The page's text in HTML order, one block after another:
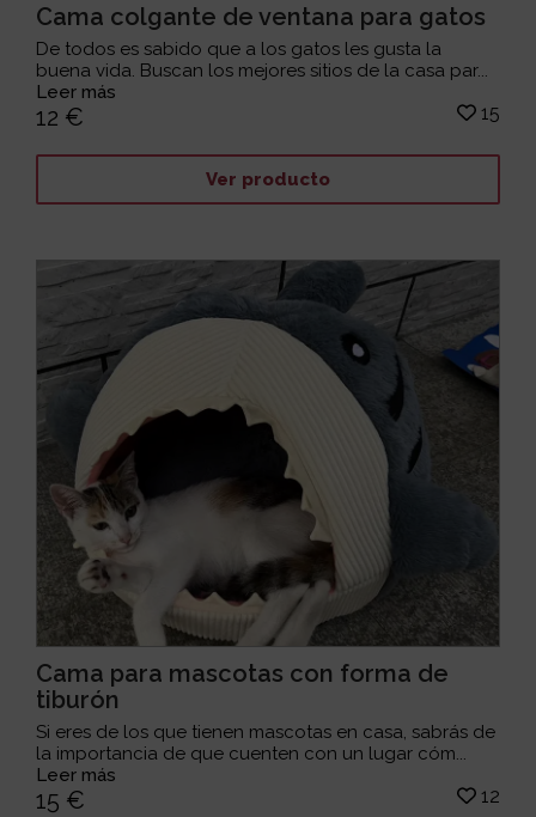
Cama colgante de ventana para gatos
De todos es sabido que a los gatos les gusta la
buena vida. Buscan los mejores sitios de la casa par...
Leer más
12 € 15
Ver producto
Cama para mascotas con forma de
tiburón
Si eres de los que tienen mascotas en casa, sabrás de
la importancia de que cuenten con un lugar cóm...
Leer más
15 € 12